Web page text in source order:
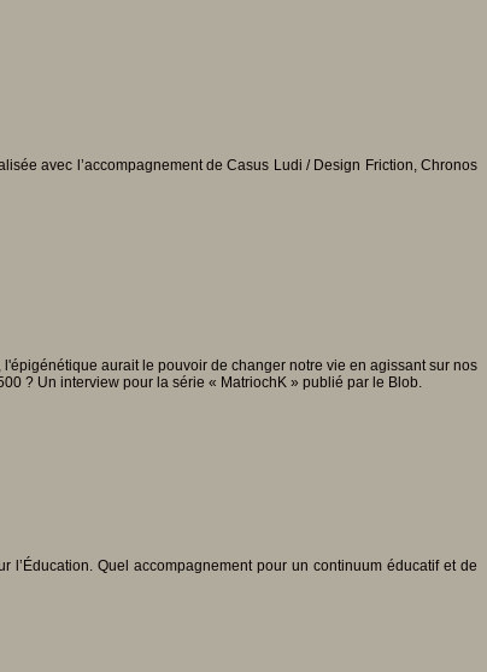
avec l’accompagnement de Casus Ludi / Design Friction, Chronos
aurait le pouvoir de changer notre vie en agissant sur nos
? Un interview pour la série « MatriochK » publié par le Blob.
l’Éducation. Quel accompagnement pour un continuum éducatif et de